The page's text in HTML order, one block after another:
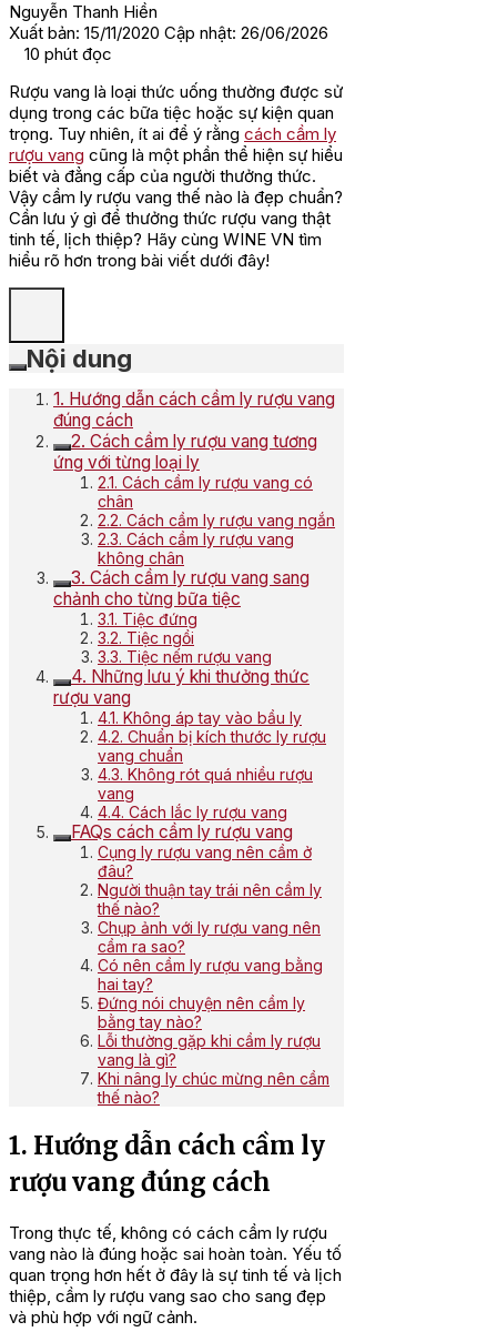
Nguyễn Thanh Hiền
Xuất bản: 15/11/2020 Cập nhật: 26/06/2026
10 phút đọc
Rượu vang là loại thức uống thường được sử
dụng trong các bữa tiệc hoặc sự kiện quan
trọng. Tuy nhiên, ít ai để ý rằng cách cầm ly
rượu vang cũng là một phần thể hiện sự hiểu
biết và đẳng cấp của người thưởng thức.
Vậy cầm ly rượu vang thế nào là đẹp chuẩn?
Cần lưu ý gì để thưởng thức rượu vang thật
tinh tế, lịch thiệp? Hãy cùng WINE VN tìm
hiểu rõ hơn trong bài viết dưới đây!
Nội dung
1. Hướng dẫn cách cầm ly rượu vang
đúng cách
2. Cách cầm ly rượu vang tương
ứng với từng loại ly
2.1. Cách cầm ly rượu vang có
chân
2.2. Cách cầm ly rượu vang ngắn
2.3. Cách cầm ly rượu vang
không chân
3. Cách cầm ly rượu vang sang
chảnh cho từng bữa tiệc
3.1. Tiệc đứng
3.2. Tiệc ngồi
3.3. Tiệc nếm rượu vang
4. Những lưu ý khi thưởng thức
rượu vang
4.1. Không áp tay vào bầu ly
4.2. Chuẩn bị kích thước ly rượu
vang chuẩn
4.3. Không rót quá nhiều rượu
vang
4.4. Cách lắc ly rượu vang
FAQs cách cầm ly rượu vang
Cụng ly rượu vang nên cầm ở
đâu?
Người thuận tay trái nên cầm ly
thế nào?
Chụp ảnh với ly rượu vang nên
cầm ra sao?
Có nên cầm ly rượu vang bằng
hai tay?
Đứng nói chuyện nên cầm ly
bằng tay nào?
Lỗi thường gặp khi cầm ly rượu
vang là gì?
Khi nâng ly chúc mừng nên cầm
thế nào?
1. Hướng dẫn cách cầm ly
rượu vang đúng cách
Trong thực tế, không có cách cầm ly rượu
vang nào là đúng hoặc sai hoàn toàn. Yếu tố
quan trọng hơn hết ở đây là sự tinh tế và lịch
thiệp, cầm ly rượu vang sao cho sang đẹp
và phù hợp với ngữ cảnh.